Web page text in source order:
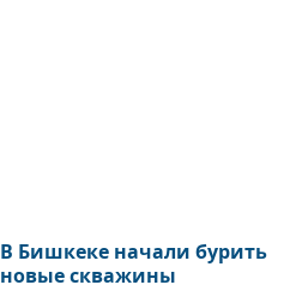
В Бишкеке начали бурить
новые скважины